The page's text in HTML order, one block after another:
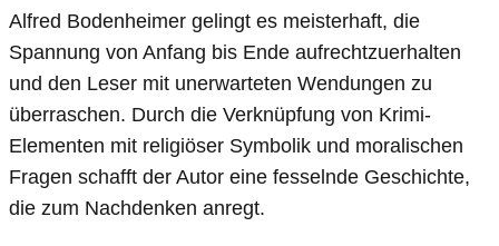
Alfred Bodenheimer gelingt es meisterhaft, die
Spannung von Anfang bis Ende aufrechtzuerhalten
und den Leser mit unerwarteten Wendungen zu
überraschen. Durch die Verknüpfung von Krimi-
Elementen mit religiöser Symbolik und moralischen
Fragen schafft der Autor eine fesselnde Geschichte,
die zum Nachdenken anregt.